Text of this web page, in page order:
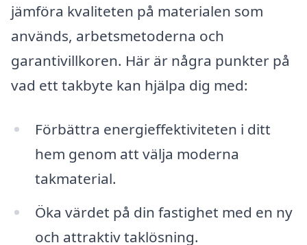
jämföra kvaliteten på materialen som
används, arbetsmetoderna och
garantivillkoren. Här är några punkter på
vad ett takbyte kan hjälpa dig med:
Förbättra energieffektiviteten i ditt
hem genom att välja moderna
takmaterial.
Öka värdet på din fastighet med en ny
och attraktiv taklösning.